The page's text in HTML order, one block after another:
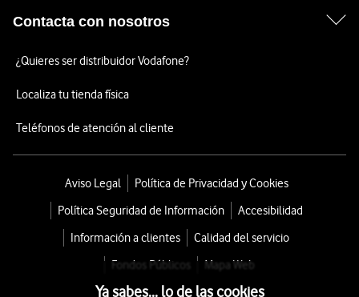
Contacta con nosotros
¿Quieres ser distribuidor Vodafone?
Localiza tu tienda física
Teléfonos de atención al cliente
Aviso Legal
Política de Privacidad y Cookies
Política Seguridad de Información
Accesibilidad
Información a clientes
Calidad del servicio
Fondos Públicos
Mapa Web
Ya sabes... lo de las cookies